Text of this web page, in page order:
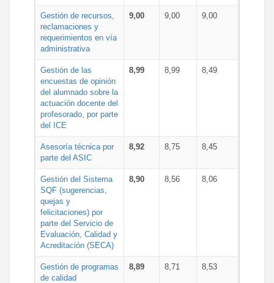
Gestión de recursos,
reclamaciones y
requerimientos en vía
administrativa
9,00 9,00 9,00
Gestión de las
encuestas de opinión
del alumnado sobre la
actuación docente del
profesorado, por parte
del ICE
8,99 8,99 8,49
Asesoría técnica por
parte del ASIC
8,92 8,75 8,45
Gestión del Sistema
SQF (sugerencias,
quejas y
felicitaciones) por
parte del Servicio de
Evaluación, Calidad y
Acreditación (SECA)
8,90 8,56 8,06
Gestión de programas
de calidad
8,89 8,71 8,53